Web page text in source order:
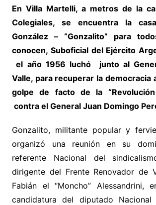
En Villa Martelli, a metros de la
Colegiales, se encuentra la
González – “Gonzalito” para
conocen, Suboficial del Ejército
el año 1956 luchó junto al
Valle, para recuperar la democracia
golpe de facto de la “Revolución
contra el General Juan Domingo
Gonzalito, militante popular y
organizó una reunión en su
referente Nacional del
dirigente del Frente Renovador de
Fabián el “Moncho” Alessandrini,
candidatura del diputado Nacional